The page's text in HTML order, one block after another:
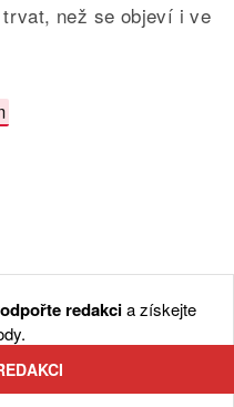
než se objeví i ve
redakcia získejte